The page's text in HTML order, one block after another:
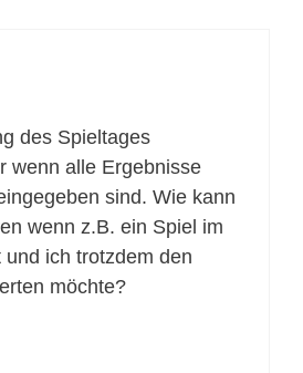
des Spieltages
wenn alle Ergebnisse
sind. Wie kann
wenn z.B. ein Spiel im
ich trotzdem den
möchte?